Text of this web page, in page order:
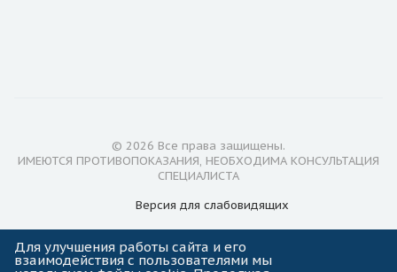
© 2026 Все права защищены.
ИМЕЮТСЯ ПРОТИВОПОКАЗАНИЯ, НЕОБХОДИМА КОНСУЛЬТАЦИЯ
СПЕЦИАЛИСТА
Версия для слабовидящих
Лицензии
Для улучшения работы сайта и его
взаимодействия с пользователями мы